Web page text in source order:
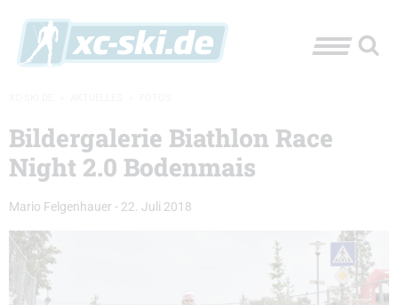
Bildergalerie Biathlon Race
Night 2.0 Bodenmais
Mario Felgenhauer - 22. Juli 2018